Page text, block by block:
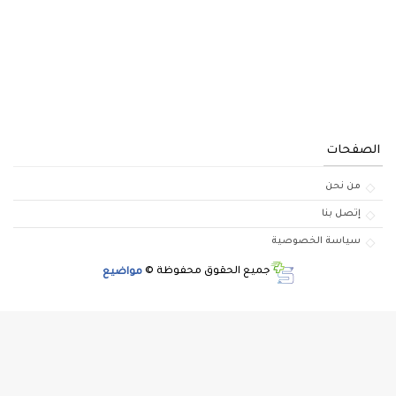
الصفحات
من نحن
إتصل بنا
سياسة الخصوصية
جميع الحقوق محفوظة © مواضيع